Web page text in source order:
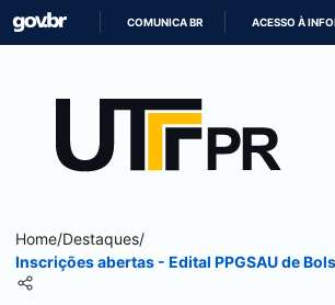
CONTEÚDO
COMUNICA BR ACESSO À
Home/Destaques/
Inscrições abertas - Edital PPGSAU de